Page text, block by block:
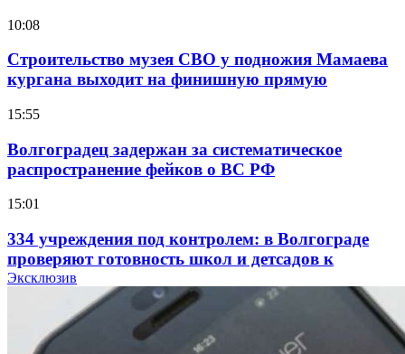
10:08
Строительство музея СВО у подножия Мамаева
кургана выходит на финишную прямую
15:55
Волгоградец задержан за систематическое
распространение фейков о ВС РФ
15:01
334 учреждения под контролем: в Волгограде
проверяют готовность школ и детсадов к
учебному году
Покушение на убийство в Волгограде: девушка
Эксклюзив